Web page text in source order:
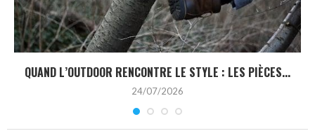
QUAND L’OUTDOOR RENCONTRE LE STYLE : LES PIÈCES...
24/07/2026